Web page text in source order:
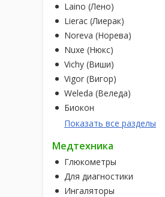
Laino (Лено)
Lierac (Лиерак)
Noreva (Норева)
Nuxe (Нюкс)
Vichy (Виши)
Vigor (Вигор)
Weleda (Веледа)
Биокон
Показать все разделы
Медтехника
Глюкометры
Для диагностики
Ингаляторы